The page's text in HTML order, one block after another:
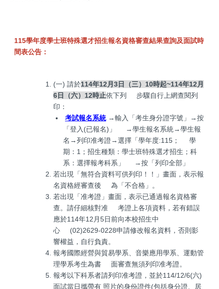
115學年度學士班特殊選才招生報名資格審查結果查詢及面試時
間表公告：
(一) 請於114年12月3日（三）10時起~114年12月
6日（六）12時止依下列 步驟自行上網查閱列
印：
考試報名系統→輸入「考生身分證字號」→按
「登入(已報名)」 →學生報名系統→學生報
名→列印准考證→選擇「學年度:115； 學
期：1；招生種類：學士班特殊選才招生；科
系：選擇報考科系」 →按「列印全部」
若出現「無符合資料可供列印！！」畫面，表示報
名資格經審查後 為「不合格」。
若出現「准考證」畫面，表示已通過報名資格審
查。請仔細核對准 考證上各項資料，若有錯誤
應於114年12月5日前向本校招生中
心 (02)2629-0228申請修改報名資料，否則影
響權益，自行負責。
報考國際經營與貿易學系、音樂應用學系、運動管
理學系考生為書 面審查無須列印准考證。
報考以下科系者請列印准考證，並於114/12/6(六)
面試當日攜帶有 照片的身份證件(包括身分證、居